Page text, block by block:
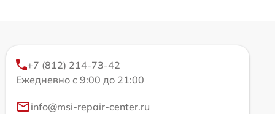
+7 (812) 214-73-42
Ежедневно с 9:00 до 21:00
info@msi-repair-center.ru